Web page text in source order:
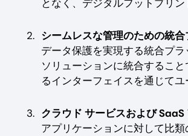
となく、デジタルフットプリ
シームレスな管理のための統
データ保護を実現する統合プ
ソリューションに統合するこ
るインターフェイスを通じて
クラウド サービスおよび
アプリケーションに対して比